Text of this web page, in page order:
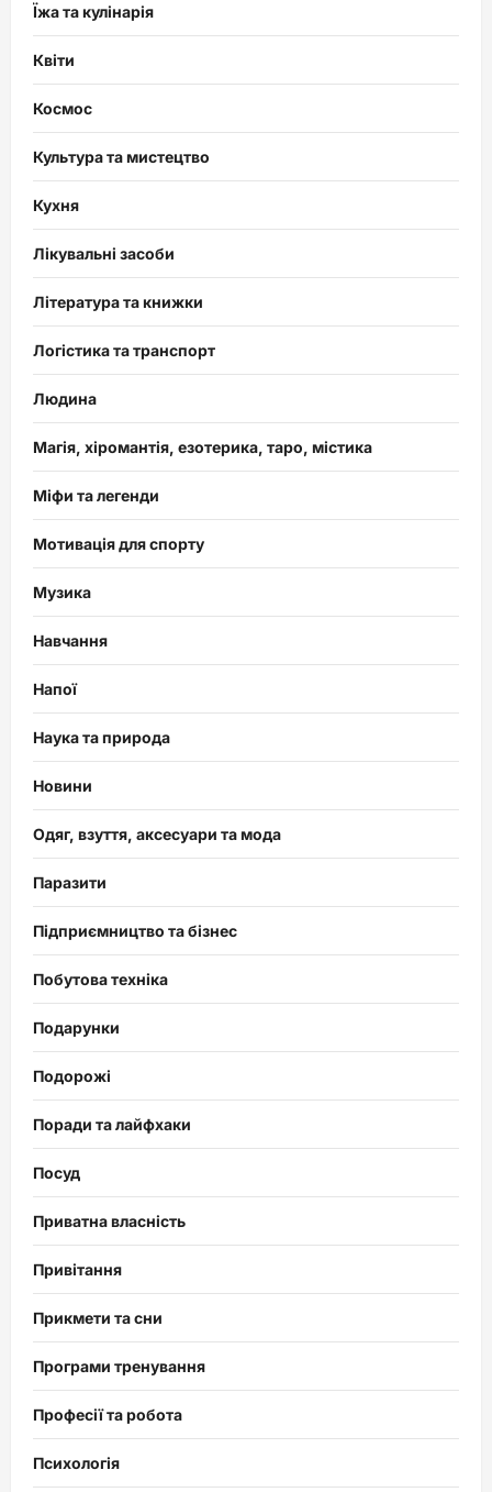
Їжа та кулінарія
Квіти
Космос
Культура та мистецтво
Кухня
Лікувальні засоби
Література та книжки
Логістика та транспорт
Людина
Магія, хіромантія, езотерика, таро, містика
Міфи та легенди
Мотивація для спорту
Музика
Навчання
Напої
Наука та природа
Новини
Одяг, взуття, аксесуари та мода
Паразити
Підприємництво та бізнес
Побутова техніка
Подарунки
Подорожі
Поради та лайфхаки
Посуд
Приватна власність
Привітання
Прикмети та сни
Програми тренування
Професії та робота
Психологія